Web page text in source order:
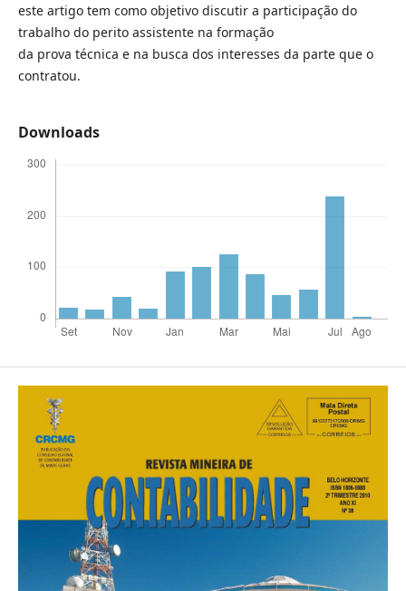
este artigo tem como objetivo discutir a participação do
trabalho do perito assistente na formação
da prova técnica e na busca dos interesses da parte que o
contratou.
Downloads